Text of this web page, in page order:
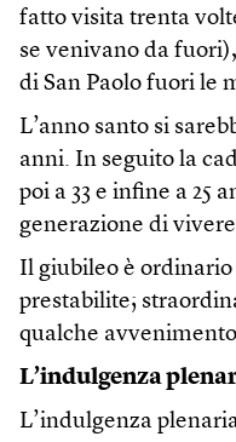
fatto visita trenta
se venivano da
di San Paolo fuori le
L’anno santo si
anni. In seguito la
poi a 33 e infine a 25
generazione di
Il giubileo è ordinario
prestabilite;
qualche
L’indulgenza
L’indulgenza